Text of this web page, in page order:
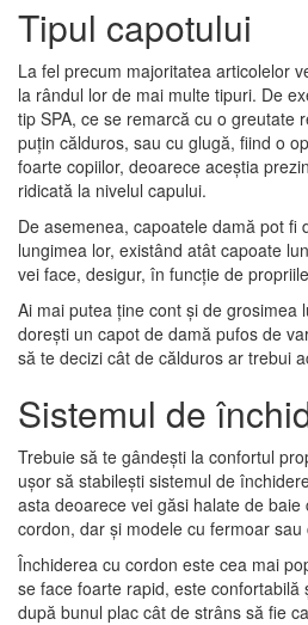
Tipul capotului
La fel precum majoritatea articolelor
la rândul lor de mai multe tipuri. De
tip SPA, ce se remarcă cu o greutate
puțin călduros, sau cu glugă, fiind o
foarte copiilor, deoarece aceștia
ridicată la nivelul capului.
De asemenea, capoatele damă pot fi
lungimea lor, existând atât capoate
vei face, desigur, în funcție de
Ai mai putea ține cont și de grosimea
dorești un capot de damă pufos de
să te decizi cât de călduros ar trebui
Sistemul de
Trebuie să te gândești la confortul
ușor să stabilești sistemul de
asta deoarece vei găsi halate de
cordon, dar și modele cu fermoar sau
Închiderea cu cordon este cea mai
se face foarte rapid, este
după bunul plac cât de strâns să fie